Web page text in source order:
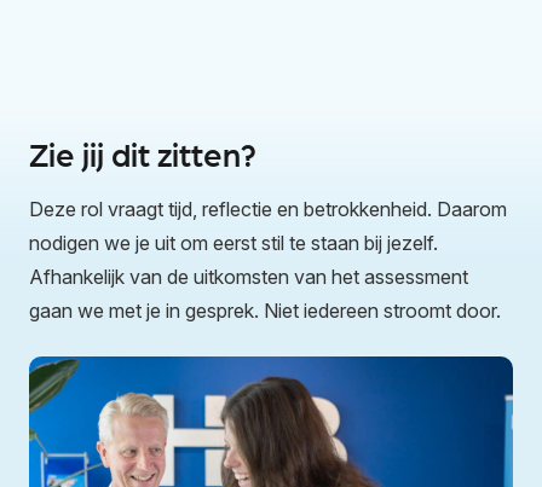
Zie jij dit zitten?
Deze rol vraagt tijd, reflectie en betrokkenheid. Daarom
nodigen we je uit om eerst stil te staan bij jezelf.
Afhankelijk van de uitkomsten van het assessment
gaan we met je in gesprek. Niet iedereen stroomt door.